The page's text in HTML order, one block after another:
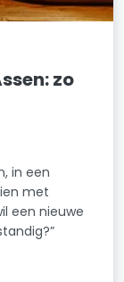
zo
in een
met
een nieuwe